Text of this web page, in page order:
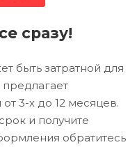
сразу!
быть затратной для
3-х до 12 месяцев.
и получите
обратитесь